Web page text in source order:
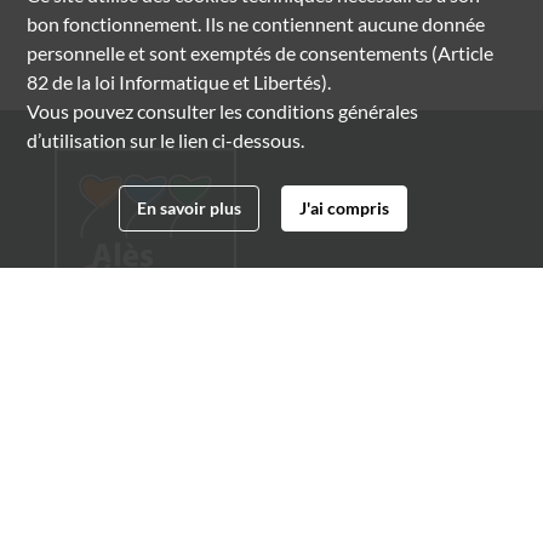
bon fonctionnement. Ils ne contiennent aucune donnée
personnelle et sont exemptés de consentements (Article
82 de la loi Informatique et Libertés).
Vous pouvez consulter les conditions générales
d’utilisation sur le lien ci-dessous.
En savoir plus J'ai compris